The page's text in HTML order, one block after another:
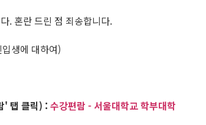
. 혼란 드린 점 죄송합니다.
생에 대하여)
' 탭 클릭) : 수강편람 - 서울대학교 학부대학